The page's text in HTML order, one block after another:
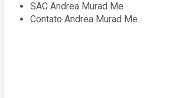
SAC Andrea Murad Me
Contato Andrea Murad Me